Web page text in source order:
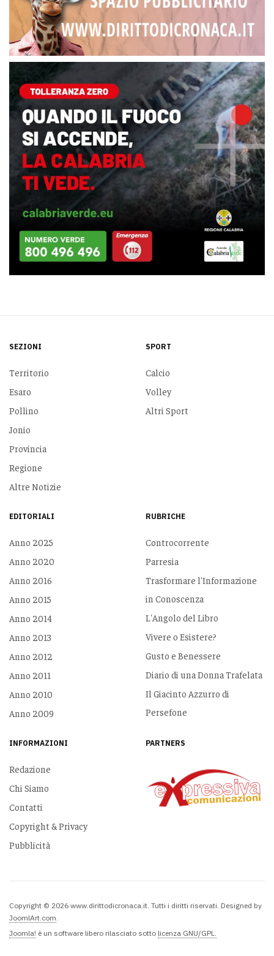
SEZIONI
Territorio
Esaro
Pollino
Jonio
Provincia
Regione
Altre Notizie
SPORT
Calcio
Volley
Altri Sport
EDITORIALI
Anno 2025
Anno 2020
Anno 2016
Anno 2015
Anno 2014
Anno 2013
Anno 2012
Anno 2011
Anno 2010
Anno 2009
RUBRICHE
Controcorrente
Parresia
Trasformare l'Informazione
in Conoscenza
L'Angolo del Libro
Vivere o Esistere?
Gusto e Benessere
Diario di una Donna Trafelata
Il Giacinto Azzurro di
Persefone
INFORMAZIONI
Redazione
Chi Siamo
Contatti
Copyright & Privacy
Pubblicità
PARTNERS
Copyright © 2026 www.dirittodicronaca.it. Tutti i diritti riservati. Designed by
JoomlArt.com.
Joomla! è un software libero rilasciato sotto licenza GNU/GPL.